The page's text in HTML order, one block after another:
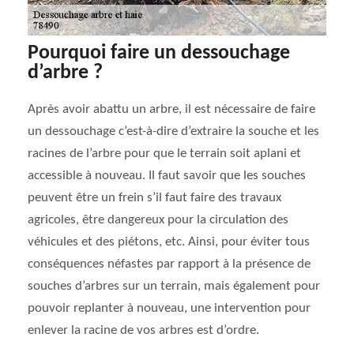
Pourquoi faire un dessouchage
d’arbre ?
Après avoir abattu un arbre, il est nécessaire de faire
un dessouchage c’est-à-dire d’extraire la souche et les
racines de l’arbre pour que le terrain soit aplani et
accessible à nouveau. Il faut savoir que les souches
peuvent être un frein s’il faut faire des travaux
agricoles, être dangereux pour la circulation des
véhicules et des piétons, etc. Ainsi, pour éviter tous
conséquences néfastes par rapport à la présence de
souches d’arbres sur un terrain, mais également pour
pouvoir replanter à nouveau, une intervention pour
enlever la racine de vos arbres est d’ordre.